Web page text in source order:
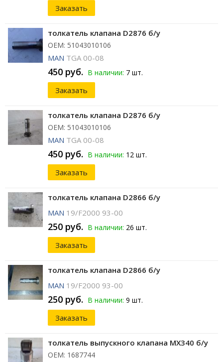
Заказать
толкатель клапана D2876 б/у
ОЕМ: 51043010106
MAN TGA 00-08
450 руб. В наличии: 7 шт.
Заказать
толкатель клапана D2876 б/у
ОЕМ: 51043010106
MAN TGA 00-08
450 руб. В наличии: 12 шт.
Заказать
толкатель клапана D2866 б/у
MAN 19/F2000 93-00
250 руб. В наличии: 26 шт.
Заказать
толкатель клапана D2866 б/у
MAN 19/F2000 93-00
250 руб. В наличии: 9 шт.
Заказать
толкатель выпускного клапана MX340 б/у
ОЕМ: 1687744